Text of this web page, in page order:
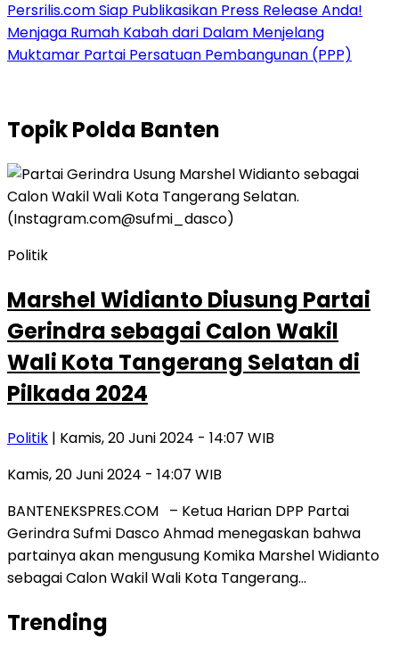
Persrilis.com Siap Publikasikan Press Release Anda!
Menjaga Rumah Kabah dari Dalam Menjelang
Muktamar Partai Persatuan Pembangunan (PPP)
TopikPolda Banten
Politik
Marshel Widianto Diusung Partai
Gerindra sebagai Calon Wakil
Wali Kota Tangerang Selatan di
Pilkada 2024
Politik | Kamis, 20 Juni 2024 - 14:07 WIB
Kamis, 20 Juni 2024 - 14:07 WIB
BANTENEKSPRES.COM – Ketua Harian DPP Partai
Gerindra Sufmi Dasco Ahmad menegaskan bahwa
partainya akan mengusung Komika Marshel Widianto
sebagai Calon Wakil Wali Kota Tangerang…
Trending